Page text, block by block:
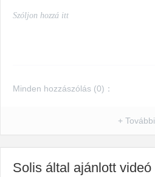
Minden hozzászólás (0)：
+ További
Solis által ajánlott videó